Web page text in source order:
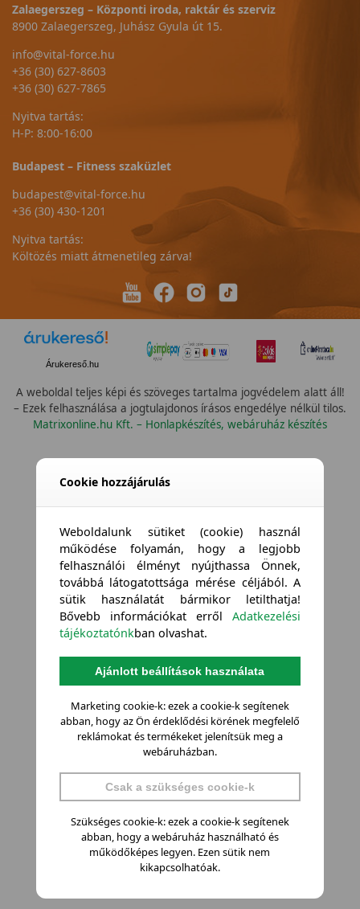
Zalaegerszeg – Központi iroda, raktár és szerviz
8900 Zalaegerszeg, Juhász Gyula út 15.
info@vital-force.hu
+36 (30) 627-8603
+36 (30) 627-7865
Nyitva tartás:
H-P: 8:00-16:00
Budapest – Fitness szaküzlet
budapest@vital-force.hu
+36 (30) 430-1201
Nyitva tartás:
Költözés miatt átmenetileg zárva!
Árukereső.hu
A weboldal teljes képi és szöveges tartalma jogvédelem alatt áll!
– Ezek felhasználása a jogtulajdonos írásos engedélye nélkül tilos.
Matrixonline.hu Kft. – Honlapkészítés, webáruház készítés
Cookie hozzájárulás
Weboldalunk sütiket (cookie) használ
működése folyamán, hogy a legjobb
felhasználói élményt nyújthassa Önnek,
továbbá látogatottsága mérése céljából. A
sütik használatát bármikor letilthatja!
Bővebb információkat errőlAdatkezelési
tájékoztatónkban olvashat.
Ajánlott beállítások használata
Marketing cookie-k: ezek a cookie-k segítenek
abban, hogy az Ön érdeklődési körének megfelelő
reklámokat és termékeket jelenítsük meg a
webáruházban.
Csak a szükséges cookie-k
Szükséges cookie-k: ezek a cookie-k segítenek
abban, hogy a webáruház használható és
működőképes legyen. Ezen sütik nem
kikapcsolhatóak.